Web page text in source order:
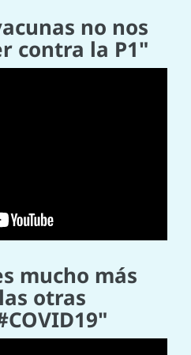
no nos
contra la P1"
mucho más
otras